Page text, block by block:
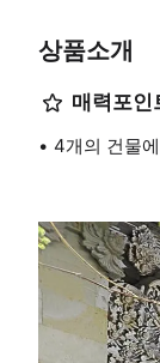
상품소개
매력포인
4개의 건물